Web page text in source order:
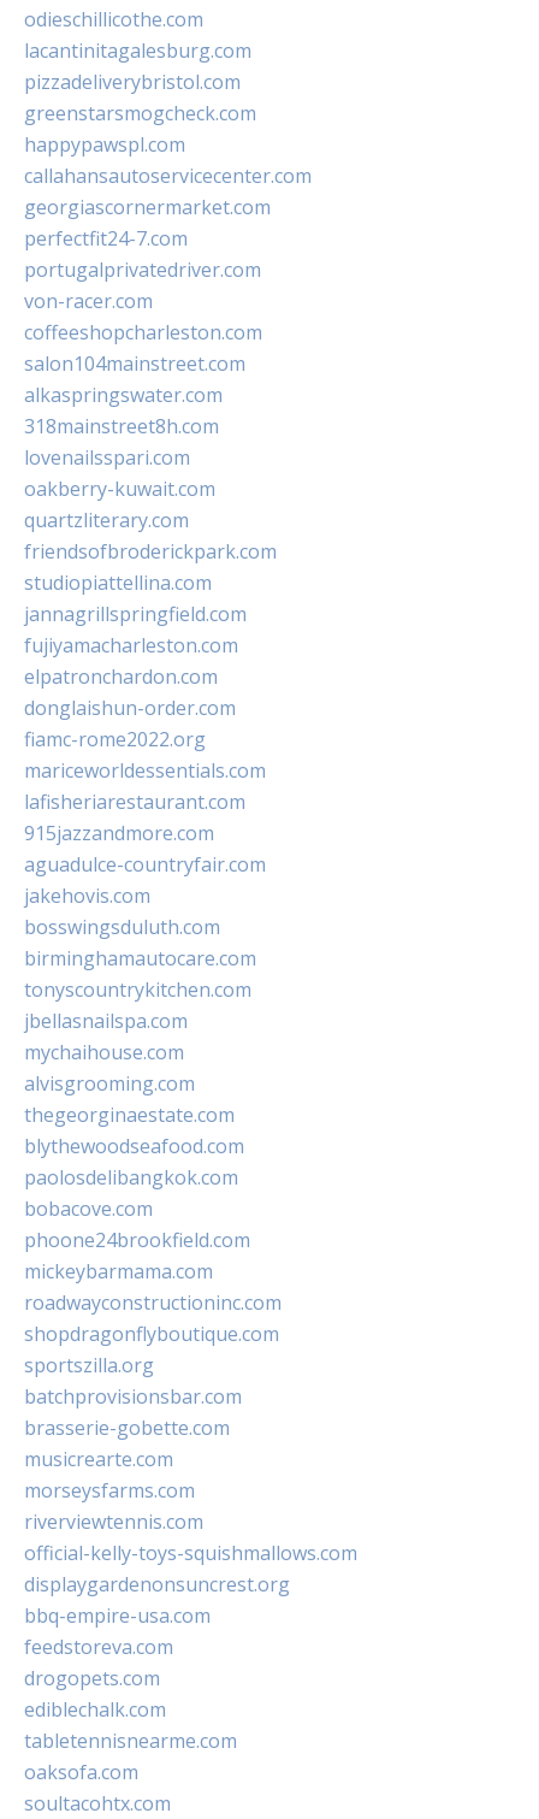
odieschillicothe.com
lacantinitagalesburg.com
pizzadeliverybristol.com
greenstarsmogcheck.com
happypawspl.com
callahansautoservicecenter.com
georgiascornermarket.com
perfectfit24-7.com
portugalprivatedriver.com
von-racer.com
coffeeshopcharleston.com
salon104mainstreet.com
alkaspringswater.com
318mainstreet8h.com
lovenailsspari.com
oakberry-kuwait.com
quartzliterary.com
friendsofbroderickpark.com
studiopiattellina.com
jannagrillspringfield.com
fujiyamacharleston.com
elpatronchardon.com
donglaishun-order.com
fiamc-rome2022.org
mariceworldessentials.com
lafisheriarestaurant.com
915jazzandmore.com
aguadulce-countryfair.com
jakehovis.com
bosswingsduluth.com
birminghamautocare.com
tonyscountrykitchen.com
jbellasnailspa.com
mychaihouse.com
alvisgrooming.com
thegeorginaestate.com
blythewoodseafood.com
paolosdelibangkok.com
bobacove.com
phoone24brookfield.com
mickeybarmama.com
roadwayconstructioninc.com
shopdragonflyboutique.com
sportszilla.org
batchprovisionsbar.com
brasserie-gobette.com
musicrearte.com
morseysfarms.com
riverviewtennis.com
official-kelly-toys-squishmallows.com
displaygardenonsuncrest.org
bbq-empire-usa.com
feedstoreva.com
drogopets.com
ediblechalk.com
tabletennisnearme.com
oaksofa.com
soultacohtx.com